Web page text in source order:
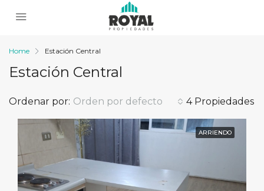
Home Estación Central
Estación Central
4 Propiedades
Ordenar por: Orden por defecto
ARRIENDO